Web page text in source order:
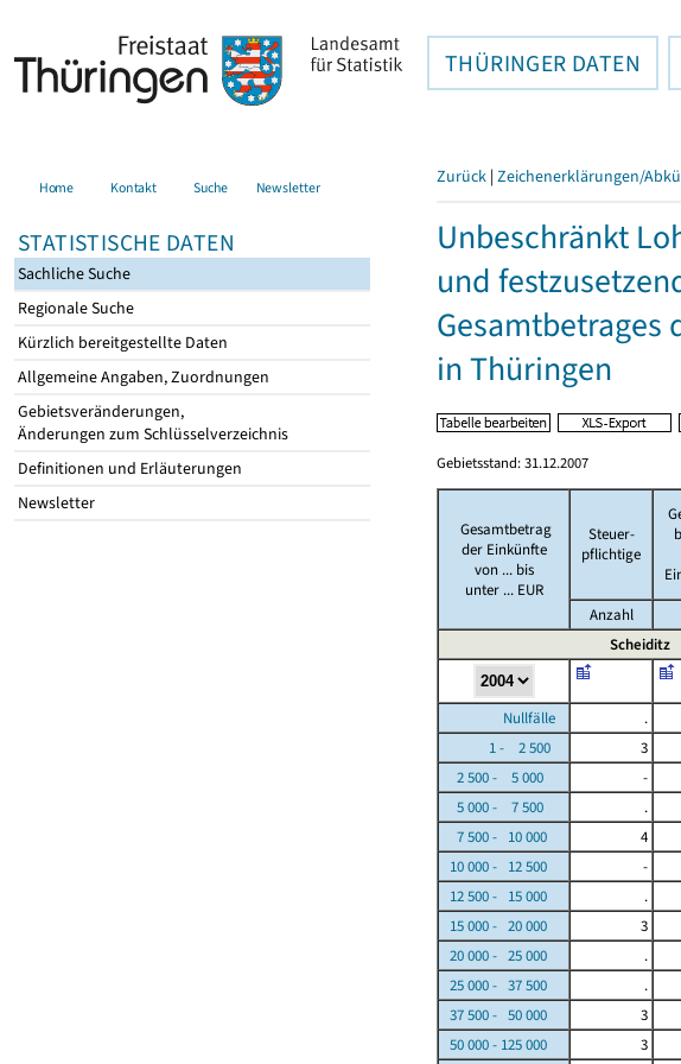
THÜRINGER DATEN
Home Kontakt Suche Newsletter
STATISTISCHE DATEN
Sachliche Suche
Regionale Suche
Kürzlich bereitgestellte Daten
Allgemeine Angaben, Zuordnungen
Gebietsveränderungen,
Änderungen zum Schlüsselverzeichnis
Definitionen und Erläuterungen
Newsletter
Zurück | Zeichenerklärungen/
Unbeschränkt
und
Gesamtbetrages
in Thüringen
Gebietsstand: 31.12.2007
Gesamtbetrag
der Einkünfte
von ... bis
unter ... EUR
Steuer-
pflichtige
Anzahl
Scheiditz
Nullfälle .
1 - 2 500
3
2 500 - 5 000
-
5 000 - 7 500
.
7 500 - 10 000
4
10 000 - 12 500
-
12 500 - 15 000
.
15 000 - 20 000
3
20 000 - 25 000
.
25 000 - 37 500
.
37 500 - 50 000
3
50 000 - 125 000
3